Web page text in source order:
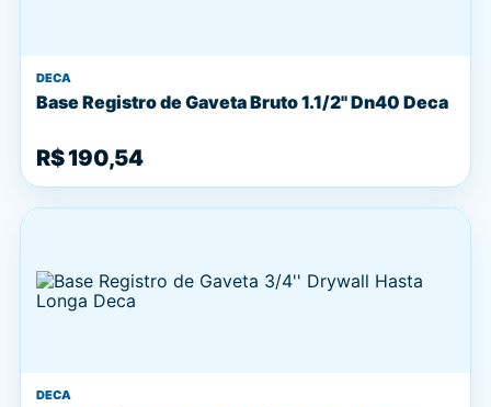
DECA
Base Registro de Gaveta Bruto 1.1/2'' Dn40 Deca
R$ 190,54
DECA